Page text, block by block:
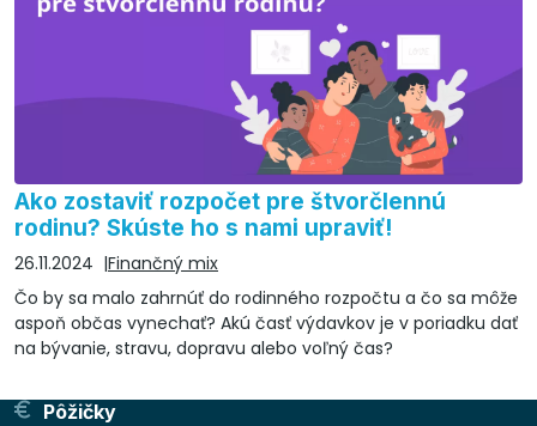
Ako zostaviť rozpočet pre štvorčlennú
rodinu? Skúste ho s nami upraviť!
26.11.2024
Finančný mix
Čo by sa malo zahrnúť do rodinného rozpočtu a čo sa môže
aspoň občas vynechať? Akú časť výdavkov je v poriadku dať
na bývanie, stravu, dopravu alebo voľný čas?
Pôžičky